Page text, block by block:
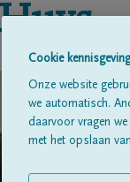
Huys
Cookie kennisgeving
Onze website
we automatisch.
daarvoor vragen
met het opslaan